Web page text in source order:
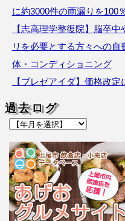
に約3000件の雨漏りを100
【志高理学整復院】脳卒
リを必要とする方々への
体・コンディショニング
【ブレゼアイダ】価格改
過去ログ